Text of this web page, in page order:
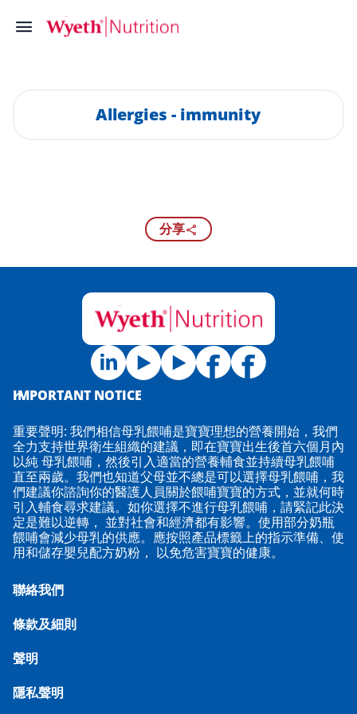
Allergies - immunity
分享
IMPORTANT NOTICE
重要聲明: 我們相信母乳餵哺是寶寶理想的營養開始，我們
全力支持世界衛生組織的建議，即在寶寶出生後首六個月內
以純 母乳餵哺，然後引入適當的營養輔食並持續母乳餵哺
直至兩歲。我們也知道父母並不總是可以選擇母乳餵哺，我
們建議你諮詢你的醫護人員關於餵哺寶寶的方式，並就何時
引入輔食尋求建議。如你選擇不進行母乳餵哺，請緊記此決
定是難以逆轉， 並對社會和經濟都有影響。使用部分奶瓶
餵哺會減少母乳的供應。應按照產品標籤上的指示準備、使
用和儲存嬰兒配方奶粉， 以免危害寶寶的健康。
聯絡我們
條款及細則
聲明
隱私聲明